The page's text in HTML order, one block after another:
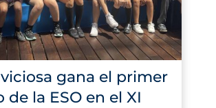
gana el primer
de la ESO en el XI